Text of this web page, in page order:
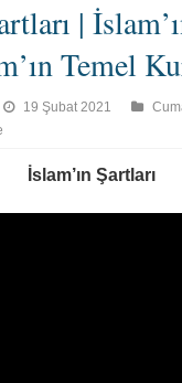
|
Temel
19 Şubat 2021
İslam’ın Şartları